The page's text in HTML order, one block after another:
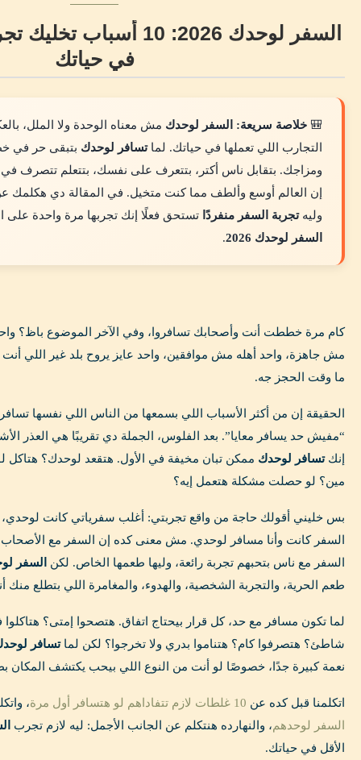
السفر لوحدك 2026: 10
في حياتك
🎒 خلاصة سريعة: السفر لوحدك مش معناه الوحدة ولا الملل،
التجارب اللي تعملها في حياتك. لماتسافر لوحدك بتبقى حر في
ومزاجك. بتقابل ناس أكتر، بتتعرف على نفسك، بتتعلم تتصرف
إن العالم أوسع وألطف مما كنت متخيل. في المقالة دي هكلمك
وليهتجربة السفر منفردًا تستحق فعلًا إنك تجربها مرة واحدة على
السفر لوحدك 2026
.
كام مرة خططت أنت وأصحابك تسافروا، وفي الآخر الموضوع باظ؟
مش جاهزة، واحد أهله مش موافقين، واحد عايز يروح بلد غير اللي أنت
ما وقت الحجز جه.
الحقيقة إن من أكثر الأسباب اللي بسمعها من الناس اللي نفسها
“مفيش حد يسافر معايا”. بعد الفلوس، الجملة دي تقريبًا هي العذر
إنكتسافر لوحدك ممكن تبان مخيفة في الأول. هتقعد لوحدك؟
مين؟ لو حصلت مشكلة هتعمل إيه؟
بس خليني أقولك حاجة من واقع تجربتي: أغلب سفرياتي كانت
السفر كانت وأنا مسافر لوحدي. مش معنى كده إن السفر مع
السفر مع ناس بتحبهم تجربة رائعة، وليها طعمها الخاص. لكن
السفر
طعم الحرية، والتجربة الشخصية، والهدوء، والمغامرة اللي بتطلع
لما تكون مسافر مع حد، كل قرار بيحتاج اتفاق. هتصحوا إمتى؟
شاطئ؟ هتصرفوا كام؟ هتناموا بدري ولا تخرجوا؟ لكن لماتسافر
نعمة كبيرة جدًا، خصوصًا لو أنت من النوع اللي بيحب يكتشف المكان
اتكلمنا قبل كده عن 10 غلطات لازم تتفاداهم لو هتسافر أول مرة
،
السفر لوحدهم، والنهارده هنتكلم عن الجانب الأجمل: ليه لازم تجرب
الأقل في حياتك.